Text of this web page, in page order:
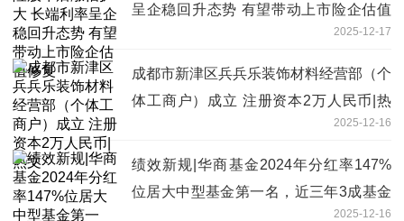
呈企稳回升态势 有望带动上市险企估值
2025-12-17
成都市新津区兵兵乐装饰材料经营部（个
体工商户）成立 注册资本2万人民币|热
2025-12-16
绩效新规|华商基金2024年分红率147%
位居大中型基金第一名，近三年3成基金
2025-12-16